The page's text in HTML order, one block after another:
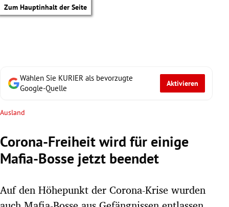
Zum Hauptinhalt der Seite
Wählen Sie KURIER als bevorzugte
Google-Quelle
Aktivieren
Ausland
Corona-Freiheit wird für einige
Mafia-Bosse jetzt beendet
Auf den Höhepunkt der Corona-Krise wurden